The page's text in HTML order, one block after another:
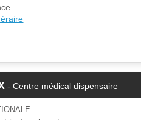
- Centre médical dispensaire